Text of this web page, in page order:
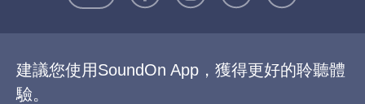
建議您使用SoundOn App，獲得更好的聆聽體
驗。